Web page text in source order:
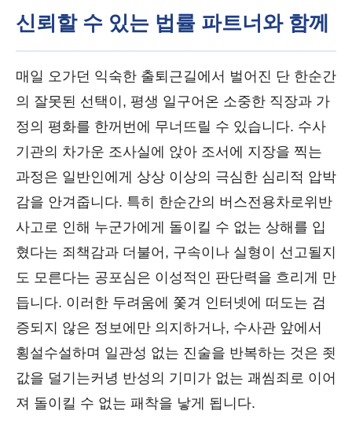
신뢰할 수 있는 법률 파트너와 함께
매일 오가던 익숙한 출퇴근길에서 벌어진 단 한순간
의 잘못된 선택이, 평생 일구어온 소중한 직장과 가
정의 평화를 한꺼번에 무너뜨릴 수 있습니다. 수사
기관의 차가운 조사실에 앉아 조서에 지장을 찍는
과정은 일반인에게 상상 이상의 극심한 심리적 압박
감을 안겨줍니다. 특히 한순간의 버스전용차로위반
사고로 인해 누군가에게 돌이킬 수 없는 상해를 입
혔다는 죄책감과 더불어, 구속이나 실형이 선고될지
도 모른다는 공포심은 이성적인 판단력을 흐리게 만
듭니다. 이러한 두려움에 쫓겨 인터넷에 떠도는 검
증되지 않은 정보에만 의지하거나, 수사관 앞에서
횡설수설하며 일관성 없는 진술을 반복하는 것은 죗
값을 덜기는커녕 반성의 기미가 없는 괘씸죄로 이어
져 돌이킬 수 없는 패착을 낳게 됩니다.